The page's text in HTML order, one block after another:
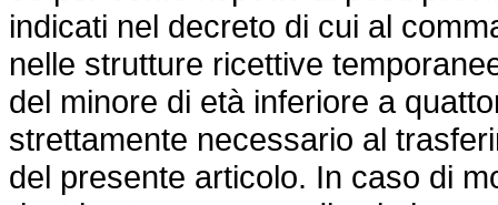
indicati nel decreto di cui al
nelle strutture ricettive
del minore di età inferiore a
strettamente necessario al
del presente articolo. In caso di